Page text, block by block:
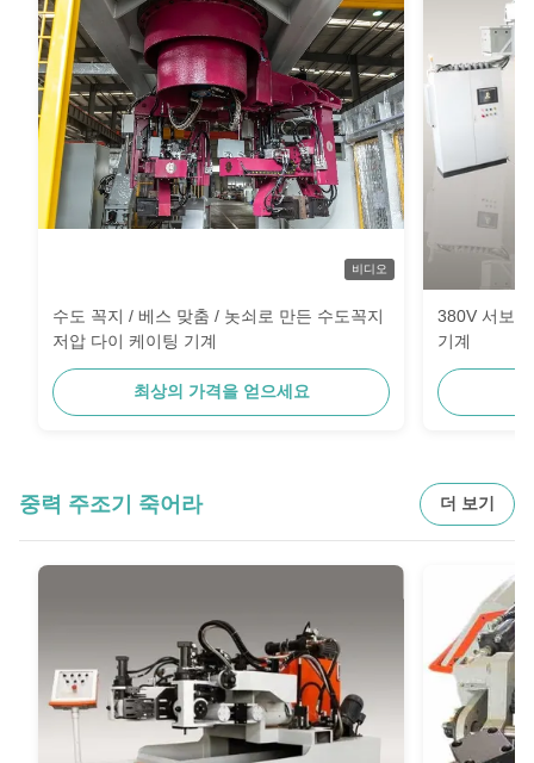
비디오
수도 꼭지 / 베스 맞춤 / 놋쇠로 만든 수도꼭지
저압 다이 케이팅 기계
최상의 가격을 얻으세요
380V 서보
기계
중력 주조기 죽어라 더 보기